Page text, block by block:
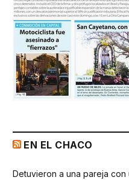
EN EL CHACO
Detuvieron a una pareja